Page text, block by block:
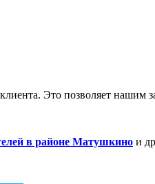
Это позволяет
в районе Матушкино и